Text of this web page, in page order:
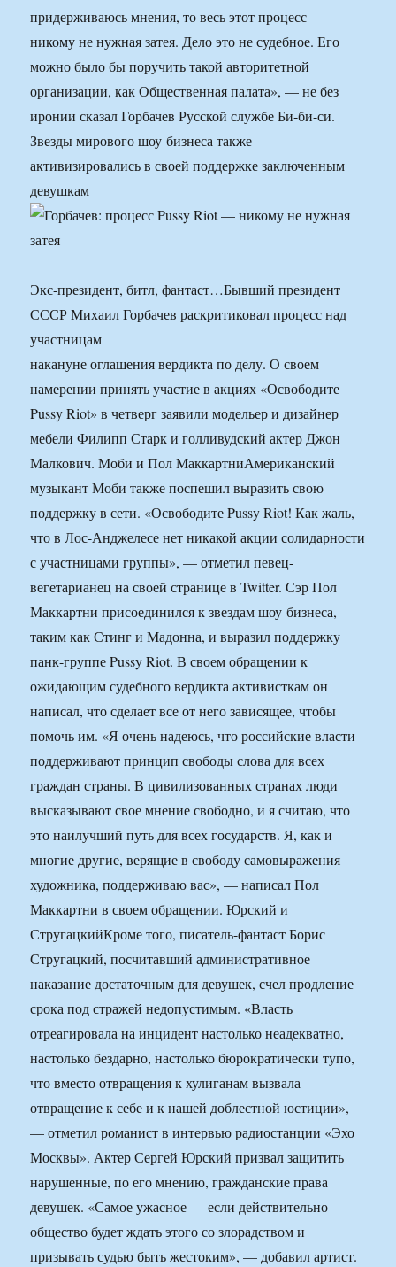
придерживаюсь мнения, то весь этот процесс —
никому не нужная затея. Дело это не судебное. Его
можно было бы поручить такой авторитетной
организации, как Общественная палата», — не без
иронии сказал Горбачев Русской службе Би-би-си.
Звезды мирового шоу-бизнеса также
активизировались в своей поддержке заключенным
девушкам
Экс-президент, битл, фантаст…Бывший президент
СССР Михаил Горбачев раскритиковал процесс над
участницам
накануне оглашения вердикта по делу. О своем
намерении принять участие в акциях «Освободите
Pussy Riot» в четверг заявили модельер и дизайнер
мебели Филипп Старк и голливудский актер Джон
Малкович. Моби и Пол МаккартниАмериканский
музыкант Моби также поспешил выразить свою
поддержку в сети. «Освободите Pussy Riot! Как жаль,
что в Лос-Анджелесе нет никакой акции солидарности
с участницами группы», — отметил певец-
вегетарианец на своей странице в Twitter. Сэр Пол
Маккартни присоединился к звездам шоу-бизнеса,
таким как Стинг и Мадонна, и выразил поддержку
панк-группе Pussy Riot. В своем обращении к
ожидающим судебного вердикта активисткам он
написал, что сделает все от него зависящее, чтобы
помочь им. «Я очень надеюсь, что российские власти
поддерживают принцип свободы слова для всех
граждан страны. В цивилизованных странах люди
высказывают свое мнение свободно, и я считаю, что
это наилучший путь для всех государств. Я, как и
многие другие, верящие в свободу самовыражения
художника, поддерживаю вас», — написал Пол
Маккартни в своем обращении. Юрский и
СтругацкийКроме того, писатель-фантаст Борис
Стругацкий, посчитавший административное
наказание достаточным для девушек, счел продление
срока под стражей недопустимым. «Власть
отреагировала на инцидент настолько неадекватно,
настолько бездарно, настолько бюрократически тупо,
что вместо отвращения к хулиганам вызвала
отвращение к себе и к нашей доблестной юстиции»,
— отметил романист в интервью радиостанции «Эхо
Москвы». Актер Сергей Юрский призвал защитить
нарушенные, по его мнению, гражданские права
девушек. «Самое ужасное — если действительно
общество будет ждать этого со злорадством и
призывать судью быть жестоким», — добавил артист.